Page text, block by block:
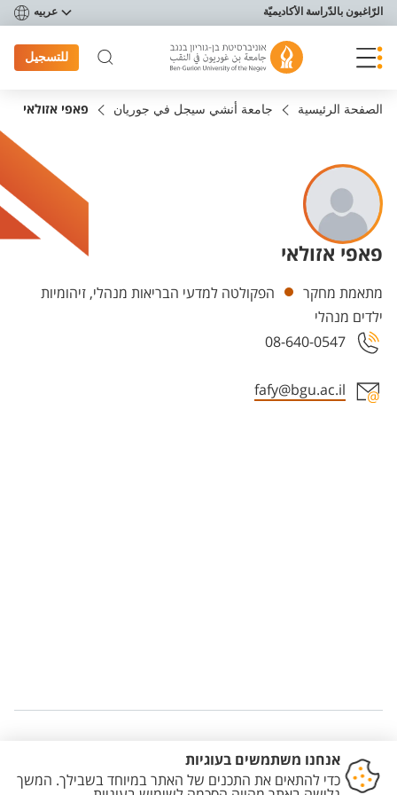
תפריט נגישות
الرّاغبون بالدّراسة الأكاديميّة عربيه
للتسجيل
الصفحة الرئيسية جامعة أنشي سيجل في جوريان פאפי אזולאי
פאפי אזולאי
Departments
מתאמת מחקר
הפקולטה למדעי הבריאות מנהלי, זיהומיות
ילדים מנהלי
08-640-0547
fafy@bgu.ac.il